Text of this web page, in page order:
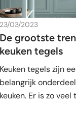
23/03/2023
De grootste
keuken tegels
Keuken tegels zijn
belangrijk
keuken. Er is zo veel